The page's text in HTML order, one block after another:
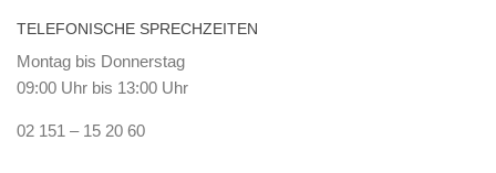
TELEFONISCHE SPRECHZEITEN
Montag bis Donnerstag
09:00 Uhr bis 13:00 Uhr
02 151 – 15 20 60